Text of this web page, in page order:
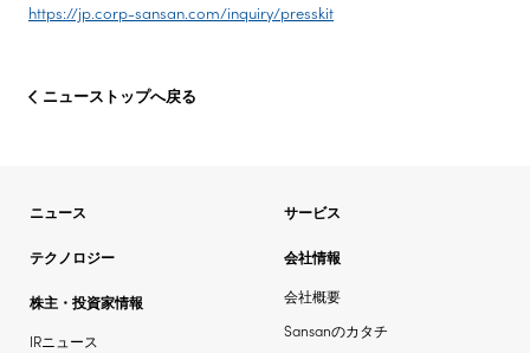
https://jp.corp-sansan.com/inquiry/presskit
ニューストップへ戻る
ニュース サービス
テクノロジー
会社情報
会社概要
Sansanのカタチ
株主・投資家情報
IRニュース